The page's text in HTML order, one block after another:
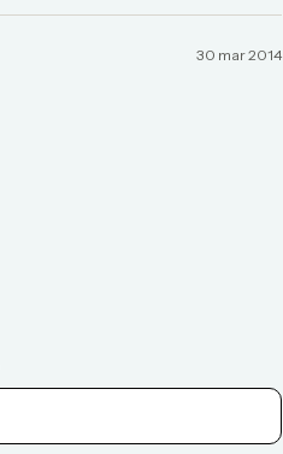
30 mar 2014